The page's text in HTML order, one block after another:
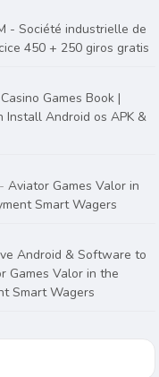
- Société industrielle de
450 + 250 giros gratis
Games Book |
Install Android os APK &
-Aviator Games Valor in
Smart Wagers
Android & Software to
Games Valor in the
Smart Wagers